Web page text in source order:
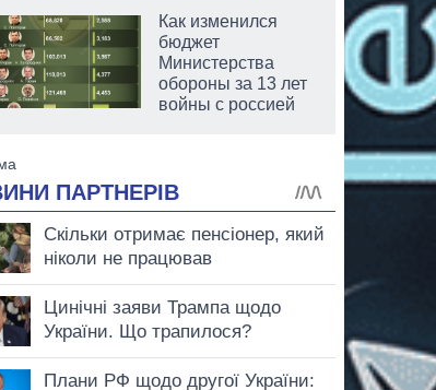
Как изменился
бюджет
Министерства
обороны за 13 лет
войны с россией